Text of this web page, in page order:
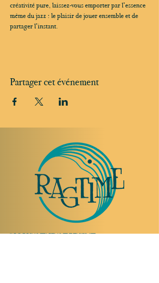
créativité pure, laissez-vous emporter par l’essence
même du jazz : le plaisir de jouer ensemble et de
partager l’instant.
Partager cet événement
NOUS RENDRE VISITE